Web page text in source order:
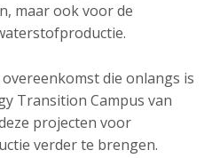
maar ook voor de
die onlangs is
Transition Campus van
projecten voor
verder te brengen.